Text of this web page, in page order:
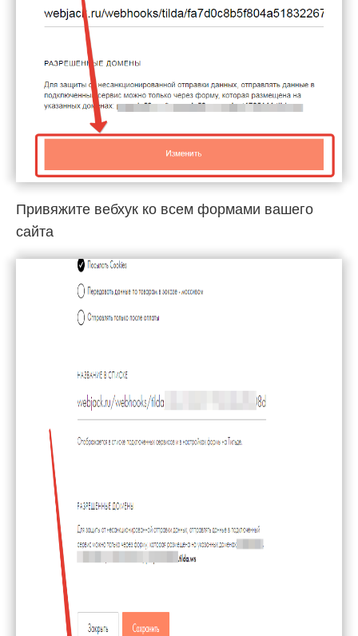
Привяжите вебхук ко всем формами вашего
сайта